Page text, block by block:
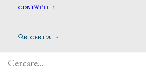
CONTATTI
RICERCA